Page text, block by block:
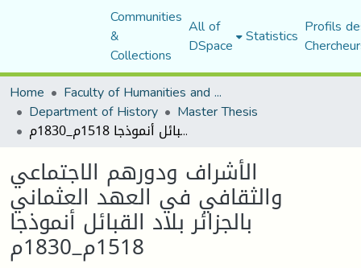
Communities
&
Collections
All of
DSpace Statistics Profils
Home
Faculty of Humanities and Social Sciences
Department of History Master Thesis
الأشراف ودورهم الاجتماعي والثقافي في العهد العثماني بالجزائر بلاد القبائل أنموذجا 1518م_1830م
الأشراف ودورهم الاجتماعي
والثقافي في العهد العثماني
بالجزائر بلاد القبائل أنموذجا
1518م_1830م